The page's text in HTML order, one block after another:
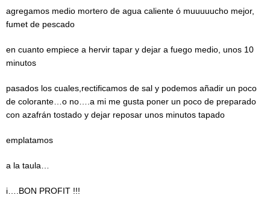
agregamos medio mortero de agua caliente ó muuuuucho mejor,
fumet de pescado
en cuanto empiece a hervir tapar y dejar a fuego medio, unos 10
minutos
pasados los cuales,rectificamos de sal y podemos añadir un poco
de colorante…o no….a mi me gusta poner un poco de preparado
con azafrán tostado y dejar reposar unos minutos tapado
emplatamos
a la taula…
i….BON PROFIT !!!